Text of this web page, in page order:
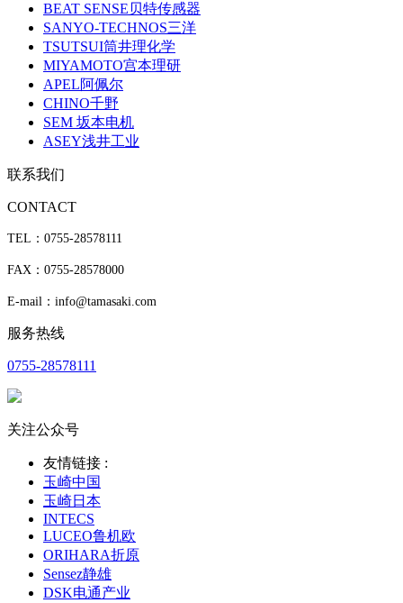
BEAT SENSE贝特传感器
SANYO-TECHNOS三洋
TSUTSUI筒井理化学
MIYAMOTO宫本理研
APEL阿佩尔
CHINO千野
SEM 坂本电机
ASEY浅井工业
联系我们
CONTACT
TEL：0755-28578111
FAX：0755-28578000
E-mail：info@tamasaki.com
服务热线
0755-28578111
关注公众号
友情链接 :
玉崎中国
玉崎日本
INTECS
LUCEO鲁机欧
ORIHARA折原
Sensez静雄
DSK电通产业